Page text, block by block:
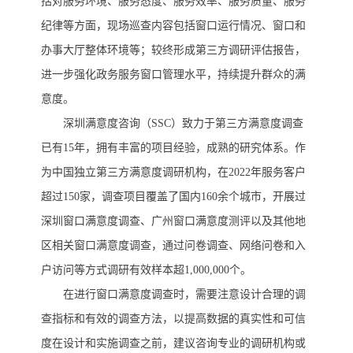
纪律等方面，现场巡查内容包括窗口运行情况、窗口和
办事大厅整体环境等；较终形成第三方调研评估报告，
进一步强化政务服务窗口管理水平，持续提升群众的满
意度。
深圳满意度咨询（SSC） 致力于第三方满意度调查
已有15年，拥有丰富的项目经验，成熟的研究体系。作
为中国独立第三方满意度调研机构，在2022年服务客户
超过150家，调查项目覆盖了国内160余个城市，开展过
深圳窗口满意度调查、广州窗口满意度测评以及其他地
区相关窗口满意度调查，通过问卷调查、网络问卷和入
户访问等方式调研有效样本超1,000,000个。
在进行窗口满意度调查时，需要注意设计合理的调
查指标和有效的调查方法，以提高数据的真实性和可信
度在设计和实施调查之前，建议咨询专业的调研机构或